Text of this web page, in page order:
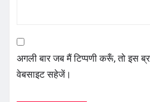
अगली बार जब मैं टिप्पणी करूँ, तो इस
वेबसाइट सहेजें।